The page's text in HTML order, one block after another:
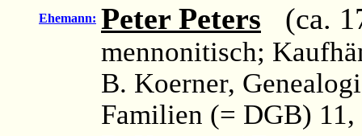
Ehemann: Peter Peters (ca.
mennonitisch;
B. Koerner,
Familien (= DGB)